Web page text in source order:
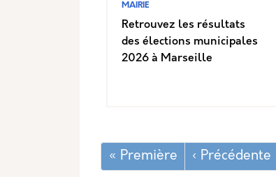
MAIRIE
Retrouvez les résultats
des élections municipales
2026 à Marseille
Pagination
« Première Première page
‹ Précédente